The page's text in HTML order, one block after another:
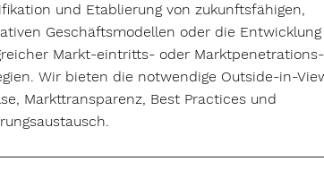
und Etablierung von zukunftsfähigen,
Geschäftsmodellen oder die Entwicklung
Markt-eintritts- oder Marktpenetrations-
Wir bieten die notwendige Outside-in-
Markttransparenz, Best Practices und